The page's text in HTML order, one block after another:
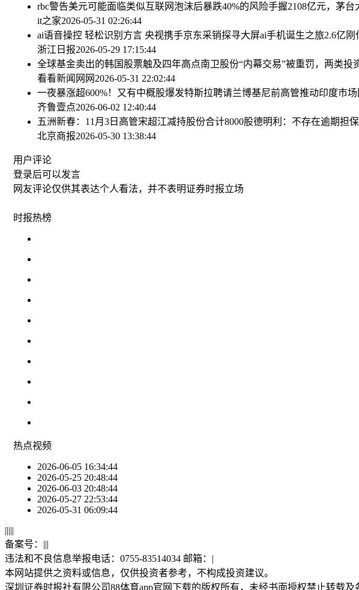
rbc警告美元可能面临类似互联网泡沫后暴跌40%的风险手握2108亿元，茅台
it之家2026-05-31 02:26:44
ai语音操控 轻松识别方言 央视携手京东采销探寻大屏ai手机诞生之旅2.6亿
浙江日报2026-05-29 17:15:44
全球基金卖出的韩国股票触及四年高点南卫股份“内幕交易”被重罚，两类投
看看新闻网网 2026-05-31 22:02:44
一夜暴涨超600%！又有中概股爆发特斯拉聘请兰博基尼前高管推动印度市场
齐鲁壹点2026-06-02 12:40:44
五洲新春：11月3日高管宋超江减持股份合计8000股德明利：不存在逾期担保
北京商报2026-05-30 13:38:44
用户评论
登录后可以发言
网友评论仅供其表达个人看法，并不表明证券时报立场
时报热榜
热点视频
2026-06-05 16:34:44
2026-05-25 20:48:44
2026-06-03 20:48:44
2026-05-27 22:53:44
2026-05-31 06:09:44
|||||
备案号： |||
违法和不良信息举报电话：0755-83514034 邮箱： |
本网站提供之资料或信息，仅供投资者参考，不构成投资建议。
深圳证券时报社有限公司88体育app官网下载的版权所有，未经书面授权禁止转载及